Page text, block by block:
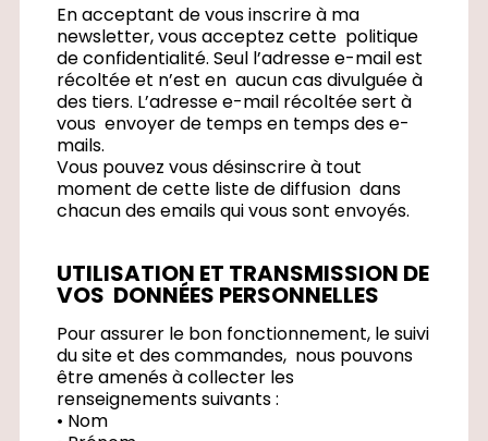
En acceptant de vous inscrire à ma
newsletter, vous acceptez cette politique
de confidentialité. Seul l’adresse e-mail est
récoltée et n’est en aucun cas divulguée à
des tiers. L’adresse e-mail récoltée sert à
vous envoyer de temps en temps des e-
mails.
Vous pouvez vous désinscrire à tout
moment de cette liste de diffusion dans
chacun des emails qui vous sont envoyés.
UTILISATION ET TRANSMISSION DE
VOS DONNÉES PERSONNELLES
Pour assurer le bon fonctionnement, le suivi
du site et des commandes, nous pouvons
être amenés à collecter les
renseignements suivants :
• Nom